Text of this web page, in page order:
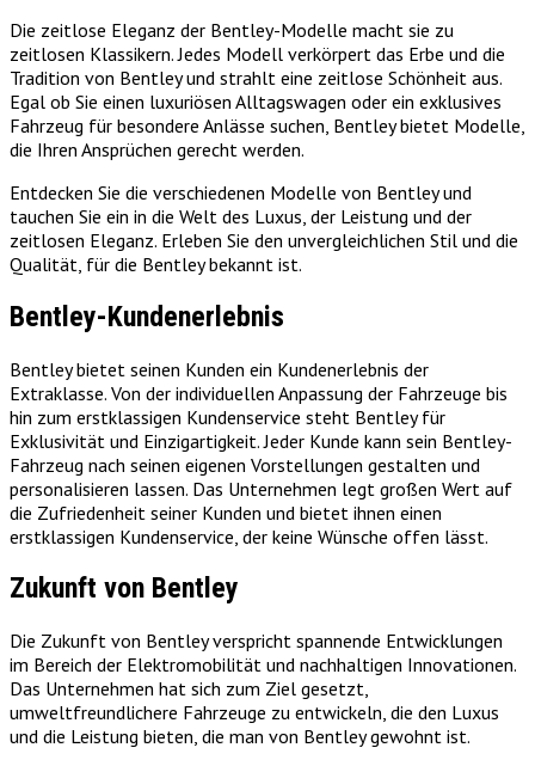
Die zeitlose Eleganz der Bentley-Modelle macht sie zu
zeitlosen Klassikern. Jedes Modell verkörpert das Erbe und die
Tradition von Bentley und strahlt eine zeitlose Schönheit aus.
Egal ob Sie einen luxuriösen Alltagswagen oder ein exklusives
Fahrzeug für besondere Anlässe suchen, Bentley bietet Modelle,
die Ihren Ansprüchen gerecht werden.
Entdecken Sie die verschiedenen Modelle von Bentley und
tauchen Sie ein in die Welt des Luxus, der Leistung und der
zeitlosen Eleganz. Erleben Sie den unvergleichlichen Stil und die
Qualität, für die Bentley bekannt ist.
Bentley-Kundenerlebnis
Bentley bietet seinen Kunden ein Kundenerlebnis der
Extraklasse. Von der individuellen Anpassung der Fahrzeuge bis
hin zum erstklassigen Kundenservice steht Bentley für
Exklusivität und Einzigartigkeit. Jeder Kunde kann sein Bentley-
Fahrzeug nach seinen eigenen Vorstellungen gestalten und
personalisieren lassen. Das Unternehmen legt großen Wert auf
die Zufriedenheit seiner Kunden und bietet ihnen einen
erstklassigen Kundenservice, der keine Wünsche offen lässt.
Zukunft von Bentley
Die Zukunft von Bentley verspricht spannende Entwicklungen
im Bereich der Elektromobilität und nachhaltigen Innovationen.
Das Unternehmen hat sich zum Ziel gesetzt,
umweltfreundlichere Fahrzeuge zu entwickeln, die den Luxus
und die Leistung bieten, die man von Bentley gewohnt ist.